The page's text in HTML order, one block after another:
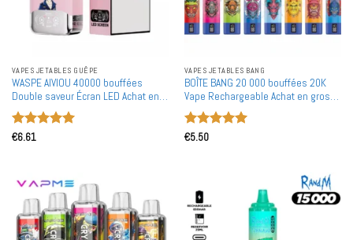
VAPES JETABLES GUÊPE
WASPE AIVIOU 40000 bouffées
Double saveur Écran LED Achat en
gros Vapes jetables rechargeables
en gros
Note
€6.61
VAPES JETABLES BANG
BOÎTE BANG 20 000 bouffées 20K
Vape Rechargeable Achat en gros
Vape jetable en gros
Note
€5.50